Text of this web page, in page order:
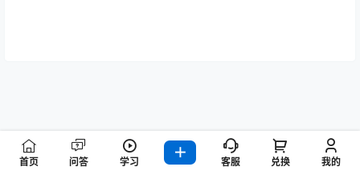
首页 问答 学习 客服 兑换 我的